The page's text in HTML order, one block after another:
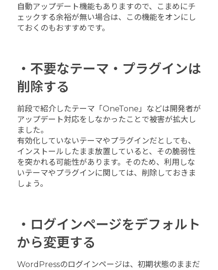
自動アップデート機能もありますので、こまめにチ
ェックする余裕が無い場合は、この機能をオンにし
ておくのもおすすめです。
・不要なテーマ・プラグインは
削除する
前段で紹介したテーマ「OneTone」などは開発者が
アップデート対応をしなかったことで被害が拡大し
ました。
有効化していないテーマやプラグインだとしても、
インストールしたまま放置していると、その脆弱性
を突かれる可能性があります。そのため、利用しな
いテーマやプラグインに関しては、削除しておきま
しょう。
・ログインページをデフォルト
から変更する
WordPressのログインページは、初期状態のままだ